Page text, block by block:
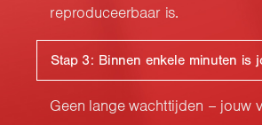
reproduceerbaar is.
Stap 3: Binnen enkele minuten is
Geen lange wachttijden – jouw